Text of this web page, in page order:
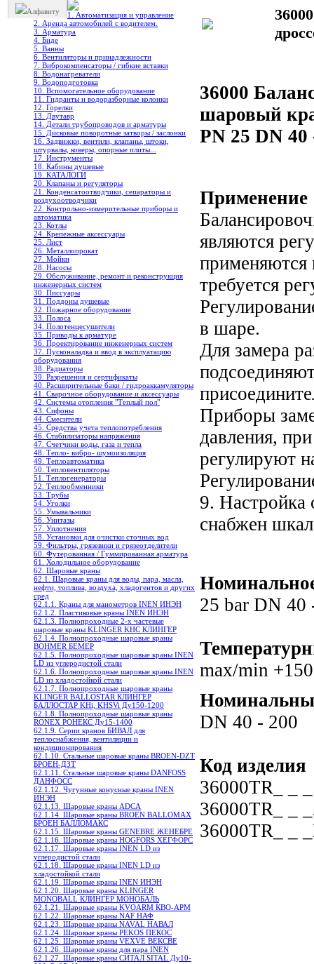
Алфавиту
1. Автоматизация и управление
2. Аренда автомобилей с водителем.
3. Арматура
4. Биде
5. Ванны
6. Вентиляторы и принадлежности
7. Виброкомпенсаторы / гибкие вставки
8. Водонагреватели
9. Водоподготовка
10. Вспомогательное оборудование
11. Гидранты и водоразборные колонки
12. Горелки
13. Двутавр
14. Детали трубопроводов и арматуры
15. Дисковые поворотные затворы / заслонки
16. Задвижки, вентили, клапаны, штоки,
штурвалы, коверы, опорные плиты...
17. Инструменты
18. Кабины душевые
19. КАТАЛОГИ
20. Клапаны и регуляторы
21. Конденсатоотводчики, сепараторы и
воздухоотводчики
22. Контрольно-измерительные приборы и
автоматика
23. Котлы
24. Крепежные аксессуары
25. Лист
26. Металлопрокат
27. Мойки
28. Насосы
29. Обслуживание, ремонт и реконструкция
инженерных систем
30. Писсуары
31. Поддоны душевые
32. Пожарное оборудование
33. Полоса
34. Полотенцесушители
35. Приводы к арматуре
36. Проектирование инженерных систем
37. Пусконаладка и ввод в эксплуатацию
оборудования
38. Радиаторы
39. Разрешения и сертификаты
40. Расширительные баки / гидроаккамуляторы
41. Сварочное оборудование и аксессуары
42. Системы отопления "Теплый пол"
43. Сифоны
44. Смесители
45. Средства учета теплопотребления
46. Стабилизаторы напряжения
47. Счетчики воды, газа и тепла
48. Тепло- вибро- шумоизоляция
49. Теплоавтоматика
50. Тепловентиляторы
51. Теплогенераторы
52. Теплообменники
53. Трубы
54. Уголки
55. Умывальники
56. Унитазы
57. Уплотнения
58. Установки для очистки сточных вод
59. Фильтры, грязевики и грязеотделители
60. Футерованная / Гуммированная арматура
61. Холодильное oборудование
62. Шаровые краны
62.1. Шаровые краны для воды, пара, масла,
нефти, топлива, воздуха, хладогентов и других
сред
62.1.1. Краны для манометров INEN ИНЭН
62.1.2. Пластиковые краны INEN ИНЭН
62.1.3. Полнопроходные 2-х частевые
шаровые краны KLINGER KHC КЛИНГЕР
62.1.4. Полнопроходные шаровые краны
BOHMER БЕМЕР
62.1.5. Полнопроходные шаровые краны INEN
LD из углеродистой стали
62.1.6. Полнопроходные шаровые краны INEN
LD из хладостойкой стали
62.1.7. Полнопроходные шаровые краны
KLINGER BALLOSTAR КЛИНГЕР
БАЛЛОСТАР KHi, KHSVi Ду150-1200
62.1.8. Полнопроходные шаровые краны
RONEX РОНЕКС Ду15-1400
62.1.9. Серии кранов БИВАЛ для
теплоснабжения, вентиляции и
кондиционирования
62.1.10. Стальные шаровые краны BROEN-DZT
БРОЕН-ДЗТ
62.1.11. Стальные шаровые краны DANFOSS
ДАНФОСС
62.1.12. Чугунные конусные краны INEN
ИНЭН
62.1.13. Шаровые краны ADCA
62.1.14. Шаровые краны BROEN BALLOMAX
БРОЕН БАЛЛОМАКС
62.1.15. Шаровые краны GENEBRE ЖЕНЕБРЕ
62.1.16. Шаровые краны HOGFORS ХЕГФОРС
62.1.17. Шаровые краны INEN LD из
углеродистой стали
62.1.18. Шаровые краны INEN LD из
хладостойкой стали
62.1.19. Шаровые краны INEN ИНЭН
62.1.20. Шаровые краны KLINGER
MONOBALL КЛИНГЕР МОНОБАЛЬ
62.1.21. Шаровые краны KVOARM КВО-АРМ
62.1.22. Шаровые краны NAF НАФ
62.1.23. Шаровые краны NAVAL НАВАЛ
62.1.24. Шаровые краны PEKOS ПЕКОС
62.1.25. Шаровые краны VEXVE ВЕКСВЕ
62.1.26. Шаровые краны для пара INEN
62.1.27. Шаровые краны СИТАЛ SITAL Ду10-
36000
шаровый
PN 25 DN 40
Применение
являются
применяются
требуется
в шаре.
Для замера
Приборы
давления,
регулируют
9. Настройка
снабжен
25 bar DN 40
max/min
DN 40 - 200
Код изделия
36000TR_ _
36000TR_ _
36000TR_ _